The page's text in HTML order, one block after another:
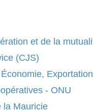
et de la
(CJS)
- ONU
la Mauricie